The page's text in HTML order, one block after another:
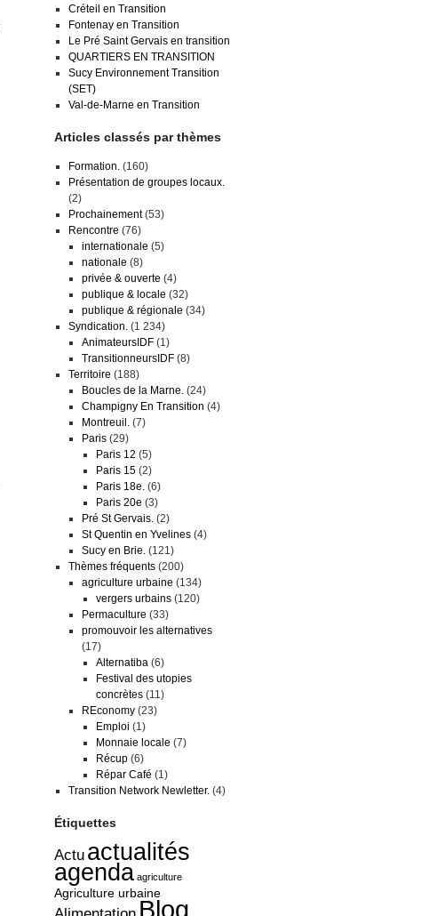
Créteil en Transition
Fontenay en Transition
Le Pré Saint Gervais en transition
QUARTIERS EN TRANSITION
Sucy Environnement Transition
(SET)
Val-de-Marne en Transition
Articles classés par thèmes
Formation.(160)
Présentation de groupes locaux.
(2)
Prochainement(53)
Rencontre (76)
internationale (5)
nationale (8)
privée & ouverte (4)
publique & locale (32)
publique & régionale (34)
Syndication.(1 234)
AnimateursIDF (1)
TransitionneursIDF (8)
Territoire (188)
Boucles de la Marne. (24)
Champigny En Transition (4)
Montreuil. (7)
Paris (29)
Paris 12 (5)
Paris 15(2)
Paris 18e.(6)
Paris 20e (3)
Pré St Gervais. (2)
St Quentin en Yvelines (4)
Sucy en Brie. (121)
Thèmes fréquents(200)
agriculture urbaine (134)
vergers urbains(120)
Permaculture (33)
promouvoir les alternatives
(17)
Alternatiba(6)
Festival des utopies
concrètes(11)
REconomy (23)
Emploi (1)
Monnaie locale (7)
Récup(6)
Répar Café (1)
Transition Network Newletter.(4)
Étiquettes
Actu actualités
agenda agriculture
Agriculture urbaine
Blog